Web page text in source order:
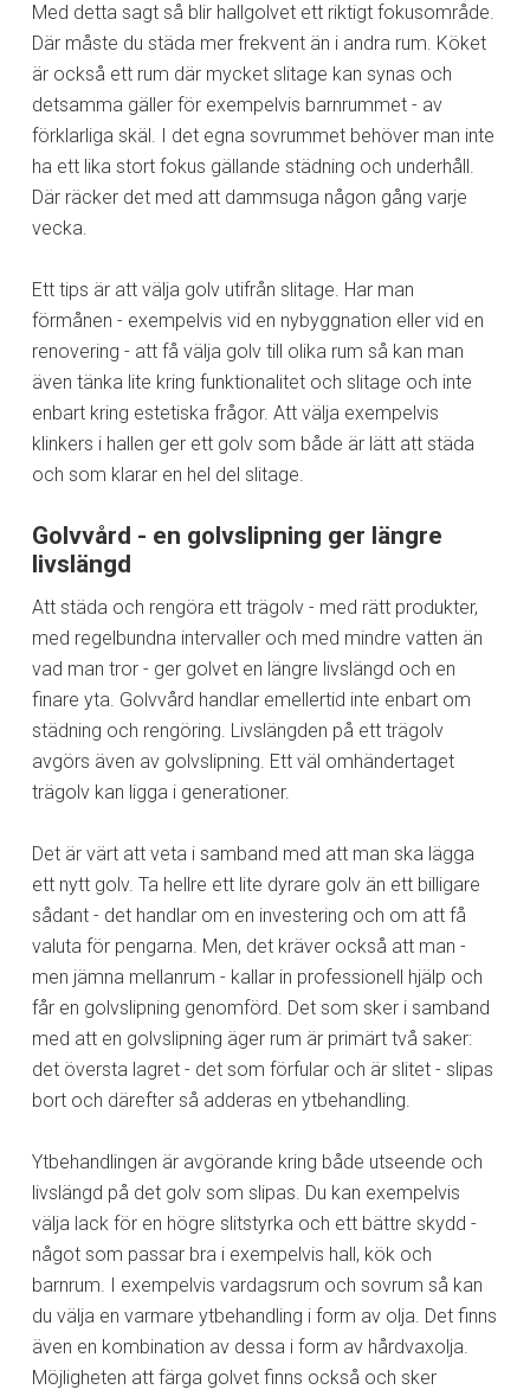
Med detta sagt så blir hallgolvet ett riktigt fokusområde.
Där måste du städa mer frekvent än i andra rum. Köket
är också ett rum där mycket slitage kan synas och
detsamma gäller för exempelvis barnrummet - av
förklarliga skäl. I det egna sovrummet behöver man inte
ha ett lika stort fokus gällande städning och underhåll.
Där räcker det med att dammsuga någon gång varje
vecka.
Ett tips är att välja golv utifrån slitage. Har man
förmånen - exempelvis vid en nybyggnation eller vid en
renovering - att få välja golv till olika rum så kan man
även tänka lite kring funktionalitet och slitage och inte
enbart kring estetiska frågor. Att välja exempelvis
klinkers i hallen ger ett golv som både är lätt att städa
och som klarar en hel del slitage.
Golvvård - en golvslipning ger längre
livslängd
Att städa och rengöra ett trägolv - med rätt produkter,
med regelbundna intervaller och med mindre vatten än
vad man tror - ger golvet en längre livslängd och en
finare yta. Golvvård handlar emellertid inte enbart om
städning och rengöring. Livslängden på ett trägolv
avgörs även av golvslipning. Ett väl omhändertaget
trägolv kan ligga i generationer.
Det är värt att veta i samband med att man ska lägga
ett nytt golv. Ta hellre ett lite dyrare golv än ett billigare
sådant - det handlar om en investering och om att få
valuta för pengarna. Men, det kräver också att man -
men jämna mellanrum - kallar in professionell hjälp och
får en golvslipning genomförd. Det som sker i samband
med att en golvslipning äger rum är primärt två saker:
det översta lagret - det som förfular och är slitet - slipas
bort och därefter så adderas en ytbehandling.
Ytbehandlingen är avgörande kring både utseende och
livslängd på det golv som slipas. Du kan exempelvis
välja lack för en högre slitstyrka och ett bättre skydd -
något som passar bra i exempelvis hall, kök och
barnrum. I exempelvis vardagsrum och sovrum så kan
du välja en varmare ytbehandling i form av olja. Det finns
även en kombination av dessa i form av hårdvaxolja.
Möjligheten att färga golvet finns också och sker